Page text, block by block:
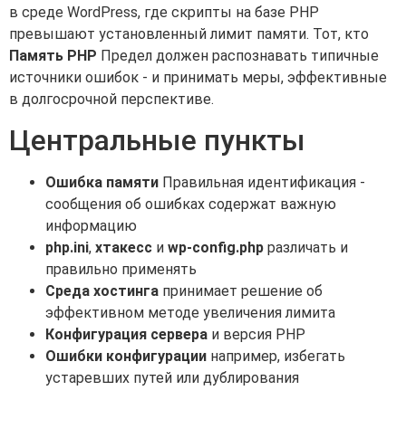
в среде WordPress, где скрипты на базе PHP
превышают установленный лимит памяти. Тот, кто
Память PHP Предел должен распознавать типичные
источники ошибок - и принимать меры, эффективные
в долгосрочной перспективе.
Центральные пункты
Ошибка памяти Правильная идентификация -
сообщения об ошибках содержат важную
информацию
php.ini, хтакесс и wp-config.php различать и
правильно применять
Среда хостинга принимает решение об
эффективном методе увеличения лимита
Конфигурация сервера и версия PHP
Ошибки конфигурации например, избегать
устаревших путей или дублирования